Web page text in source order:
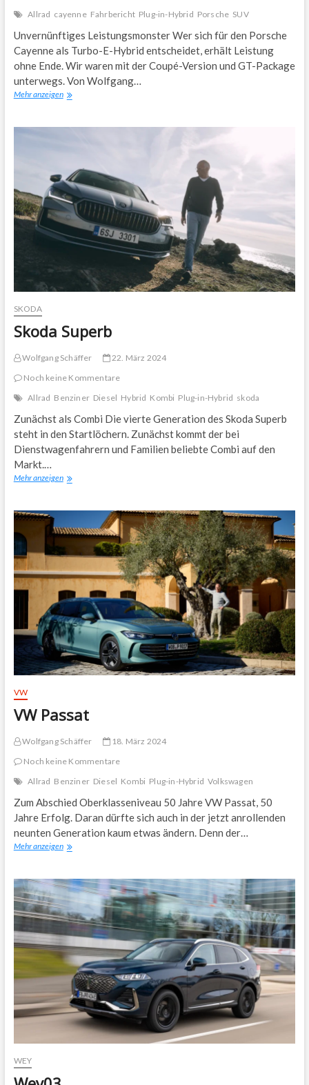
Allrad cayenne Fahrbericht Plug-in-Hybrid Porsche SUV
Unvernünftiges Leistungsmonster Wer sich für den Porsche
Cayenne als Turbo-E-Hybrid entscheidet, erhält Leistung
ohne Ende. Wir waren mit der Coupé-Version und GT-Package
unterwegs. Von Wolfgang…
Mehr anzeigenPorsche
SKODA
Skoda Superb
Wolfgang Schäffer
22. März 2024
Noch keine Kommentare
Allrad Benziner Diesel Hybrid Kombi Plug-in-Hybrid skoda
Zunächst als Combi Die vierte Generation des Skoda Superb
steht in den Startlöchern. Zunächst kommt der bei
Dienstwagenfahrern und Familien beliebte Combi auf den
Markt.…
Mehr anzeigenSkoda
VW
VW Passat
Wolfgang Schäffer
18. März 2024
Noch keine Kommentare
Allrad Benziner Diesel Kombi Plug-in-Hybrid Volkswagen
Zum Abschied Oberklasseniveau 50 Jahre VW Passat, 50
Jahre Erfolg. Daran dürfte sich auch in der jetzt anrollenden
neunten Generation kaum etwas ändern. Denn der…
Mehr anzeigenVW
WEY